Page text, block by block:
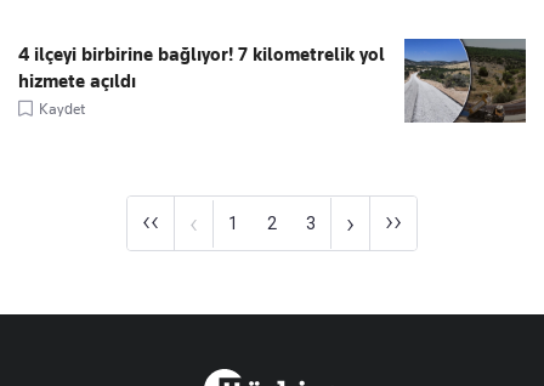
4 ilçeyi birbirine bağlıyor! 7 kilometrelik yol
hizmete açıldı
Kaydet
‹‹ ‹ 1 2 3 › ››